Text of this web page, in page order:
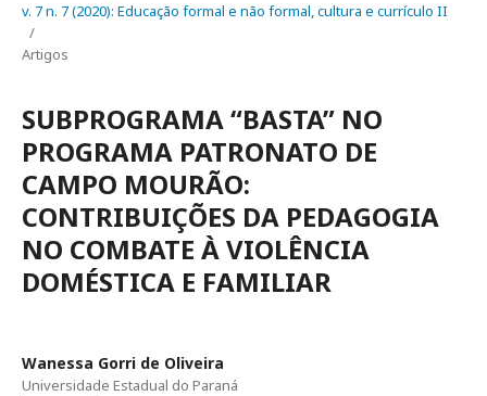
v. 7 n. 7 (2020): Educação formal e não formal, cultura e currículo II
/
Artigos
SUBPROGRAMA “BASTA” NO
PROGRAMA PATRONATO DE
CAMPO MOURÃO:
CONTRIBUIÇÕES DA PEDAGOGIA
NO COMBATE À VIOLÊNCIA
DOMÉSTICA E FAMILIAR
Wanessa Gorri de Oliveira
Universidade Estadual do Paraná